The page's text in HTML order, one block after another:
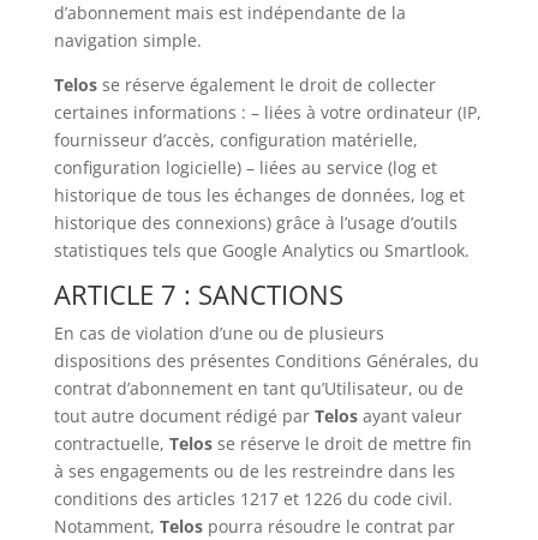
d’abonnement mais est indépendante de la
navigation simple.
Telosse réserve également le droit de collecter
certaines informations : – liées à votre ordinateur (IP,
fournisseur d’accès, configuration matérielle,
configuration logicielle) – liées au service (log et
historique de tous les échanges de données, log et
historique des connexions) grâce à l’usage d’outils
statistiques tels que Google Analytics ou Smartlook.
ARTICLE 7 : SANCTIONS
En cas de violation d’une ou de plusieurs
dispositions des présentes Conditions Générales, du
contrat d’abonnement en tant qu’Utilisateur, ou de
tout autre document rédigé par Telosayant valeur
contractuelle, Telosse réserve le droit de mettre fin
à ses engagements ou de les restreindre dans les
conditions des articles 1217 et 1226 du code civil.
Notamment, Telospourra résoudre le contrat par